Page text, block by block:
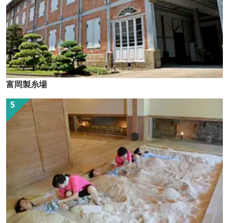
富岡製糸場